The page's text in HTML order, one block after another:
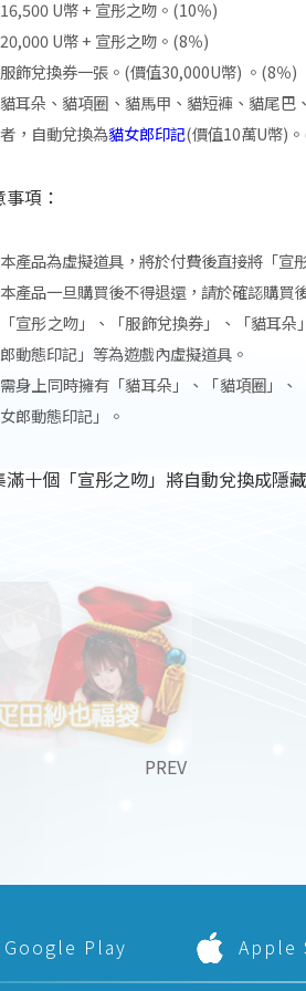
16,500 U幣 + 宣彤之吻。(10％)
20,000 U幣 + 宣彤之吻。(8％)
服飾兌換券一張。(價值30,000U幣) 。(8％)
貓耳朵、貓項圈、貓馬甲、貓短褲、貓尾
者，自動兌換為貓女郎印記(價值10萬U幣)
項：
本產品為虛擬道具，將於付費後直接將「宣
本產品一旦購買後不得退還，請於確認購買
「宣彤之吻」、「服飾兌換券」、「貓耳
郎動態印記」等為遊戲內虛擬道具。
需身上同時擁有「貓耳朵」、「貓項圈」
女郎動態印記」。
滿十個「宣彤之吻」將自動兌換成隱
PREV
Google Play Apple